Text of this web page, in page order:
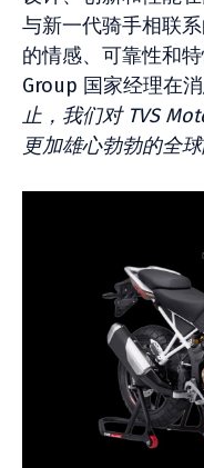
与新一代骑手相联
的情感、可靠性和特
Group 国家经理在
止，我们对 TVS
更加雄心勃勃的全